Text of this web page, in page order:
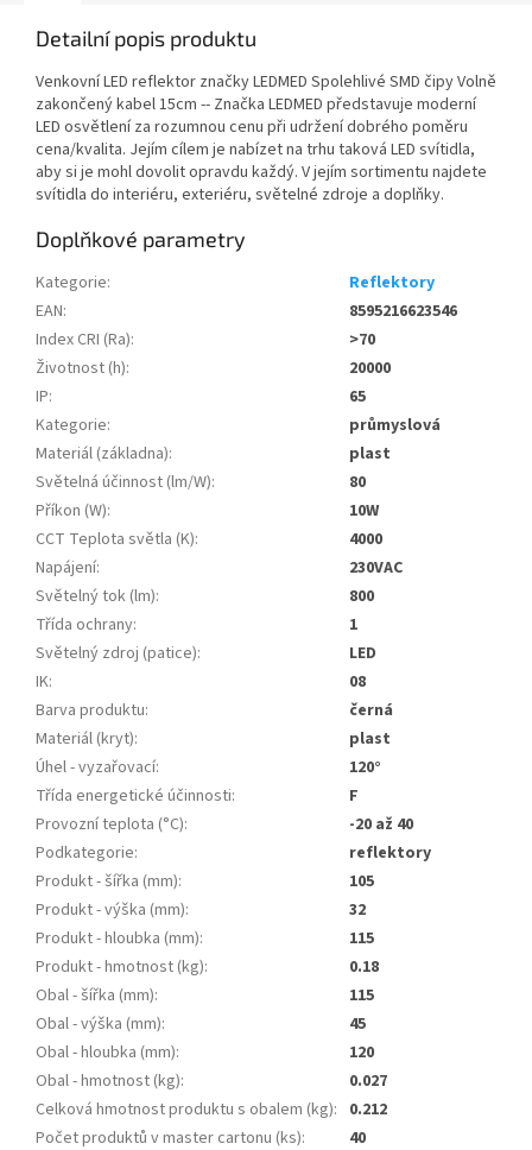
Detailní popis produktu
Venkovní LED reflektor značky LEDMED Spolehlivé SMD čipy Volně
zakončený kabel 15cm -- Značka LEDMED představuje moderní
LED osvětlení za rozumnou cenu při udržení dobrého poměru
cena/kvalita. Jejím cílem je nabízet na trhu taková LED svítidla,
aby si je mohl dovolit opravdu každý. V jejím sortimentu najdete
svítidla do interiéru, exteriéru, světelné zdroje a doplňky.
Doplňkové parametry
Kategorie:
Reflektory
EAN:
8595216623546
Index CRI (Ra):
>70
Životnost (h):
20000
IP:
65
Kategorie:
průmyslová
Materiál (základna):
plast
Světelná účinnost (lm/W):
80
Příkon (W):
10W
CCT Teplota světla (K):
4000
Napájení:
230VAC
Světelný tok (lm):
800
Třída ochrany:
1
Světelný zdroj (patice):
LED
IK:
08
Barva produktu:
černá
Materiál (kryt):
plast
Úhel - vyzařovací:
120°
Třída energetické účinnosti:
F
Provozní teplota (°C):
-20 až 40
Podkategorie:
reflektory
Produkt - šířka (mm):
105
Produkt - výška (mm):
32
Produkt - hloubka (mm):
115
Produkt - hmotnost (kg):
0.18
Obal - šířka (mm):
115
Obal - výška (mm):
45
Obal - hloubka (mm):
120
Obal - hmotnost (kg):
0.027
Celková hmotnost produktu s obalem (kg): 0.212
Počet produktů v master cartonu (ks): 40